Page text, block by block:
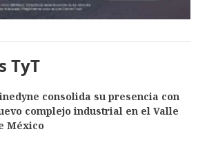
TyT
consolida su presencia con
complejo industrial en el Valle
México